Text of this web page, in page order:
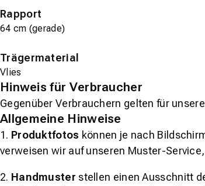
Rapport
64 cm (gerade)
Trägermaterial
Vlies
Hinweis für Verbraucher
Gegenüber Verbrauchern gelten für
Allgemeine Hinweise
1. Produktfotos können je nach
verweisen wir auf unseren Muster-
2. Handmuster stellen einen Ausschnitt